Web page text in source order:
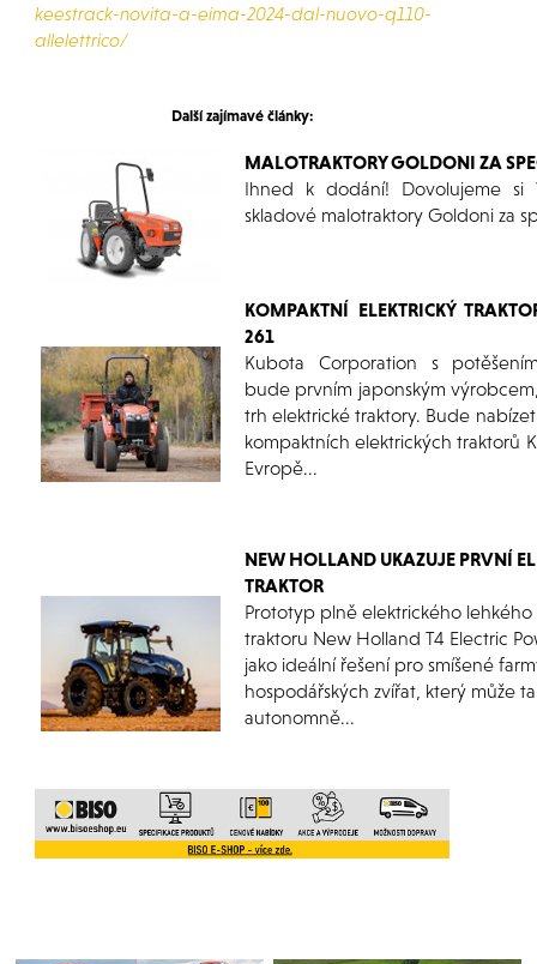
keestrack-novita-a-eima-2024-dal-nuovo-q110-
allelettrico/
Další zajímavé články:
MALOTRAKTORY GOLDONI ZA
Ihned k dodání! Dovolujeme si
skladové malotraktory Goldoni za
KOMPAKTNÍ ELEKTRICKÝ
261
Kubota Corporation s
bude prvním japonským
trh elektrické traktory. Bude
kompaktních elektrických traktorů
Evropě...
NEW HOLLAND UKAZUJE PRVNÍ
TRAKTOR
Prototyp plně elektrického lehkého
traktoru New Holland T4 Electric
jako ideální řešení pro smíšené
hospodářských zvířat, který může
autonomně...